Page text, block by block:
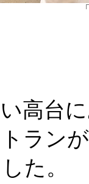
高台
ラン
た。